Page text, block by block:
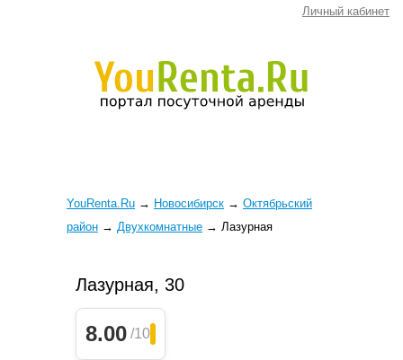
Личный кабинет
YouRenta.Ru → Новосибирск → Октябрьский
район → Двухкомнатные → Лазурная
Лазурная, 30
8.00 /10